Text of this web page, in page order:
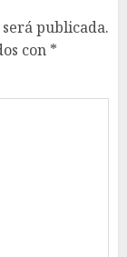
publicada.
con *